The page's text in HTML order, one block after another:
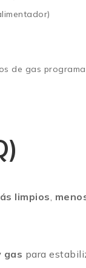
de gas
limpios,
gas para